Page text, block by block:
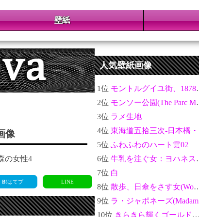
壁紙
像
の女性4
B!はてブ LINE
人気壁紙画像
1位 モントルグイユ街、1878年パリ万博の祝祭(The Rue Montorgueil in Paris. Celebration of June 30, 1878)：クロード・モネ
2位 モンソー公園(The Parc Monceau)：クロード・モネ
3位 ラメ生地
4位東海道五拾三次-日本橋・朝之景：歌川広重
5位ふわふわのハート雲02
6位牛乳を注ぐ女：ヨハネス・フェルメール
7位 白
8位散歩、日傘をさす女(Woman with a Parasol - Madame Monet and Her Son)：クロード・モネ
9位 ラ・ジャポネーズ(Madame Monet en costume japonais)：クロード・モネ
10位 きらきら輝くゴールドのテクスチャ金運アップ04